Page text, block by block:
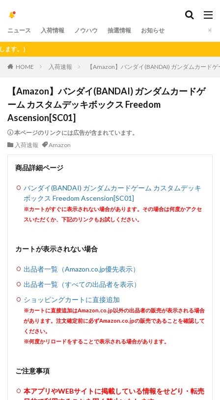
ニュース 入荷情報 ノウハウ 抽選情報 お知らせ
）
HOME 入荷速報 【Amazon】バンダイ(BANDAI) ガンダムカード
【Amazon】バンダイ(BANDAI) ガンダムカードゲ
ーム カスタムデッキボックス Freedom
Ascension[SC01]
本ページのリンクには広告が含まれています。
入荷速報
Amazon
商品詳細ページ
バンダイ(BANDAI) ガンダムカードゲーム カスタムデッキ
ボックス Freedom Ascension[SC01]
※カートがすぐに表示されない場合があります。その場合は何度かアクセ
スいただくか、下記のリンクもお試しください。
カートが表示されない場合
出品者一覧（Amazon.co.jp優先表示）
出品者一覧（すべての出品者を表示）
ショッピングカートに直接追加
※カートに直接追加はAmazon.co.jp以外の出品者の販売が表示される場合
があります。注文確定前に必ずAmazon.co.jpの販売であることを確認して
ください。
※何度かリロードをすることで表示される場合があります。
ご注意事項
本アプリやWEBサイトに掲載している情報をせどり・転売